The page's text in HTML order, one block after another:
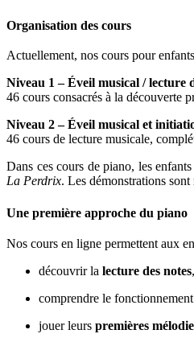
Organisation des cours
Actuellement, nos cours pour
Niveau 1 – Éveil musical / lecture
46 cours consacrés à la découverte
Niveau 2 – Éveil musical et
46 cours de lecture musicale,
Dans ces cours de piano, les
La Perdrix. Les démonstrations sont
Une première approche du piano
Nos cours en ligne permettent aux
découvrir la lecture des notes
comprendre le
jouer leurs premières